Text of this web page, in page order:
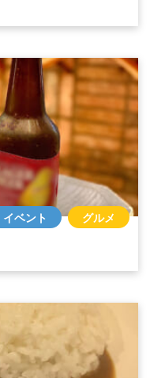
イベント グルメ